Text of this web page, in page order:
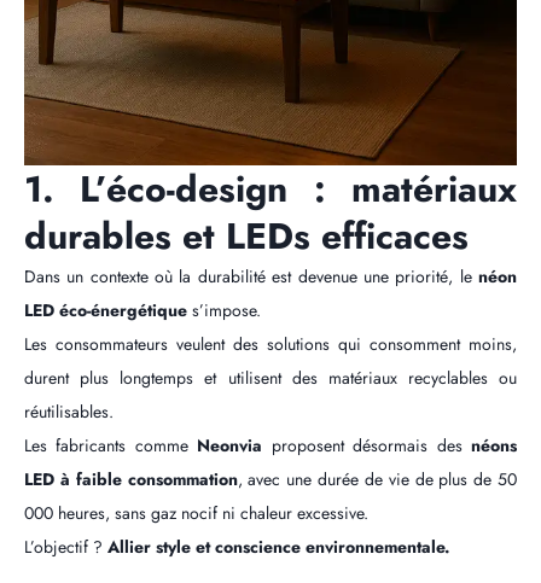
1. L’éco-design : matériaux
durables et LEDs efficaces
Dans un contexte où la durabilité est devenue une priorité, le néon
LED éco-énergétique s’impose.
Les consommateurs veulent des solutions qui consomment moins,
durent plus longtemps et utilisent des matériaux recyclables ou
réutilisables.
Les fabricants comme Neonvia proposent désormais desnéons
LED à faible consommation, avec une durée de vie de plus de 50
000 heures, sans gaz nocif ni chaleur excessive.
L’objectif ? Allier style et conscience environnementale.